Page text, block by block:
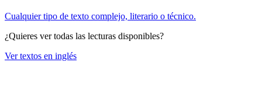
Cualquier tipo de texto complejo, literario o técnico.
¿Quieres ver todas las lecturas disponibles?
Ver textos en inglés